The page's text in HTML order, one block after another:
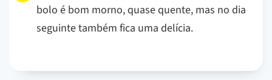
bolo é bom morno, quase quente, mas no dia
seguinte também fica uma delícia.